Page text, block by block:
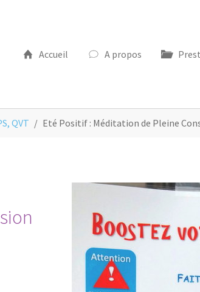
Accueil A propos
QVT Eté Positif : Méditation de Pleine